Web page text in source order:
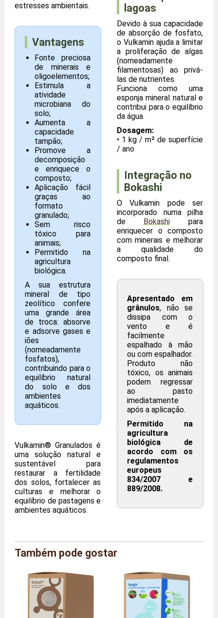
estresses ambientais.
Vantagens
Fonte preciosa
de minerais e
oligoelementos;
Estimula a
atividade
microbiana do
solo;
Aumenta a
capacidade
tampão;
Promove a
decomposição
e enriquece o
composto;
Aplicação fácil
graças ao
formato
granulado;
Sem risco
tóxico para
animais;
Permitido na
agricultura
biológica.
A sua estrutura
mineral de tipo
zeolítico confere
uma grande área
de troca: absorve
e adsorve gases e
iões
(nomeadamente
fosfatos),
contribuindo para o
equilíbrio natural
do solo e dos
ambientes
aquáticos.
Vulkamin® Granulados é
uma solução natural e
sustentável para
restaurar a fertilidade
dos solos, fortalecer as
culturas e melhorar o
equilíbrio de pastagens e
ambientes aquáticos.
lagoas
Devido à sua capacidade
de absorção de fosfato,
o Vulkamin ajuda a limitar
a proliferação de algas
(nomeadamente
filamentosas) ao privá-
las de nutrientes.
Funciona como uma
esponja mineral natural e
contribui para o equilíbrio
da água.
Dosagem:
• 1 kg / m² de superfície
/ ano
Integração no
Bokashi
O Vulkamin pode ser
incorporado numa pilha
de Bokashi para
enriquecer o composto
com minerais e melhorar
a qualidade do
composto final.
Apresentado em
grânulos, não se
dissipa com o
vento e é
facilmente
espalhado à mão
ou com espalhador.
Produto não
tóxico, os animais
podem regressar
ao pasto
imediatamente
após a aplicação.
Permitido na
agricultura
biológica de
acordo com os
regulamentos
europeus
834/2007 e
889/2008.
Marca
Agriton
Referência
AG/VKG/2
Tamanho
Caixa de 2 kg
Peso
2,0 quilos
Também pode gostar